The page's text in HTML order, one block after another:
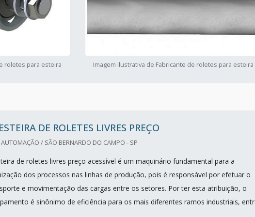
roletes para esteira Imagem ilustrativa de Fabricante de roletes para esteira
ESTEIRA DE ROLETES LIVRES PREÇO
/ SÃO BERNARDO DO CAMPO - SP
de roletes livres preço acessível é um maquinário fundamental para a
dos processos nas linhas de produção, pois é responsável por efetuar o
e movimentação das cargas entre os setores. Por ter esta atribuição, o
é sinônimo de eficiência para os mais diferentes ramos industriais,